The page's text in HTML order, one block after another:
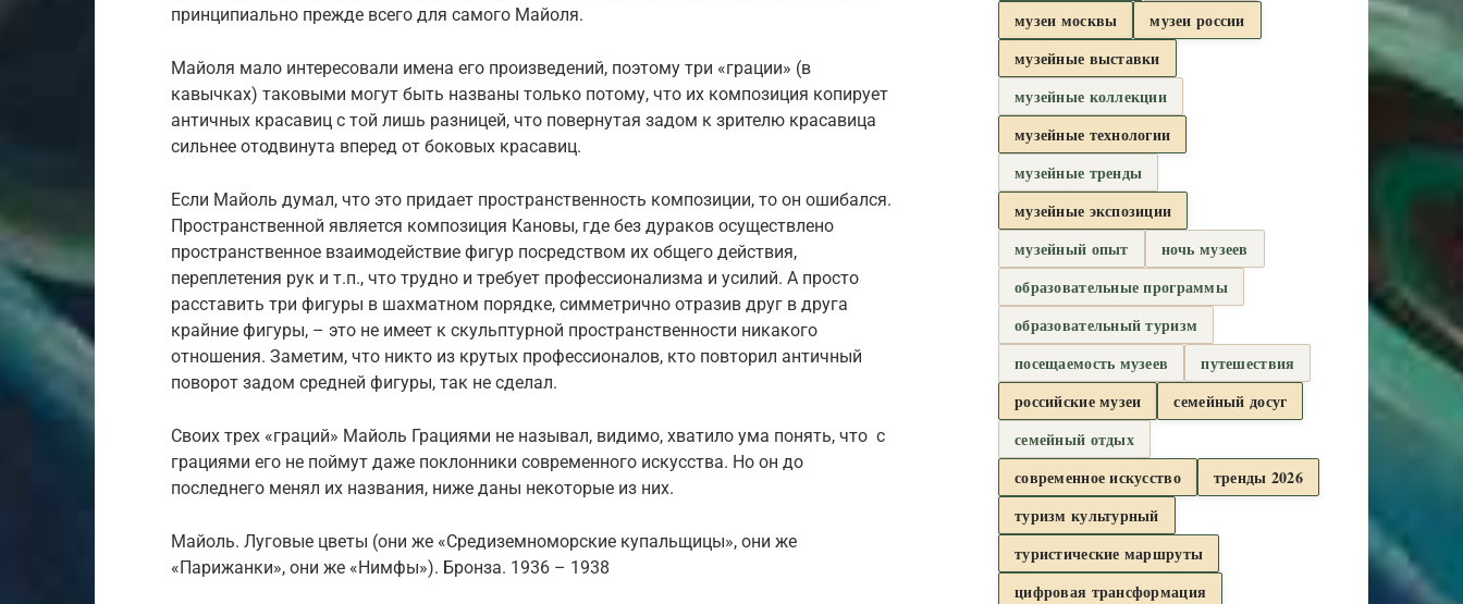
принципиально прежде всего для самого Майоля.
Майоля мало интересовали имена его произведений, поэтому три «грации» (в
кавычках) таковыми могут быть названы только потому, что их композиция копирует
античных красавиц с той лишь разницей, что повернутая задом к зрителю красавица
сильнее отодвинута вперед от боковых красавиц.
Если Майоль думал, что это придает пространственность композиции, то он ошибался.
Пространственной является композиция Кановы, где без дураков осуществлено
пространственное взаимодействие фигур посредством их общего действия,
переплетения рук и т.п., что трудно и требует профессионализма и усилий. А просто
расставить три фигуры в шахматном порядке, симметрично отразив друг в друга
крайние фигуры, – это не имеет к скульптурной пространственности никакого
отношения. Заметим, что никто из крутых профессионалов, кто повторил античный
поворот задом средней фигуры, так не сделал.
Своих трех «граций» Майоль Грациями не называл, видимо, хватило ума понять, что с
грациями его не поймут даже поклонники современного искусства. Но он до
последнего менял их названия, ниже даны некоторые из них.
Майоль. Луговые цветы (они же «Средиземноморские купальщицы», они же
«Парижанки», они же «Нимфы»). Бронза. 1936 – 1938
музеи москвы
музеи россии
музейные выставки
музейные коллекции
музейные технологии
музейные тренды
музейные экспозиции
музейный опыт
ночь музеев
образовательные программы
образовательный туризм
посещаемость музеев
путешествия
российские музеи
семейный досуг
семейный отдых
современное искусство
тренды 2026
туризм культурный
туристические маршруты
цифровая трансформация